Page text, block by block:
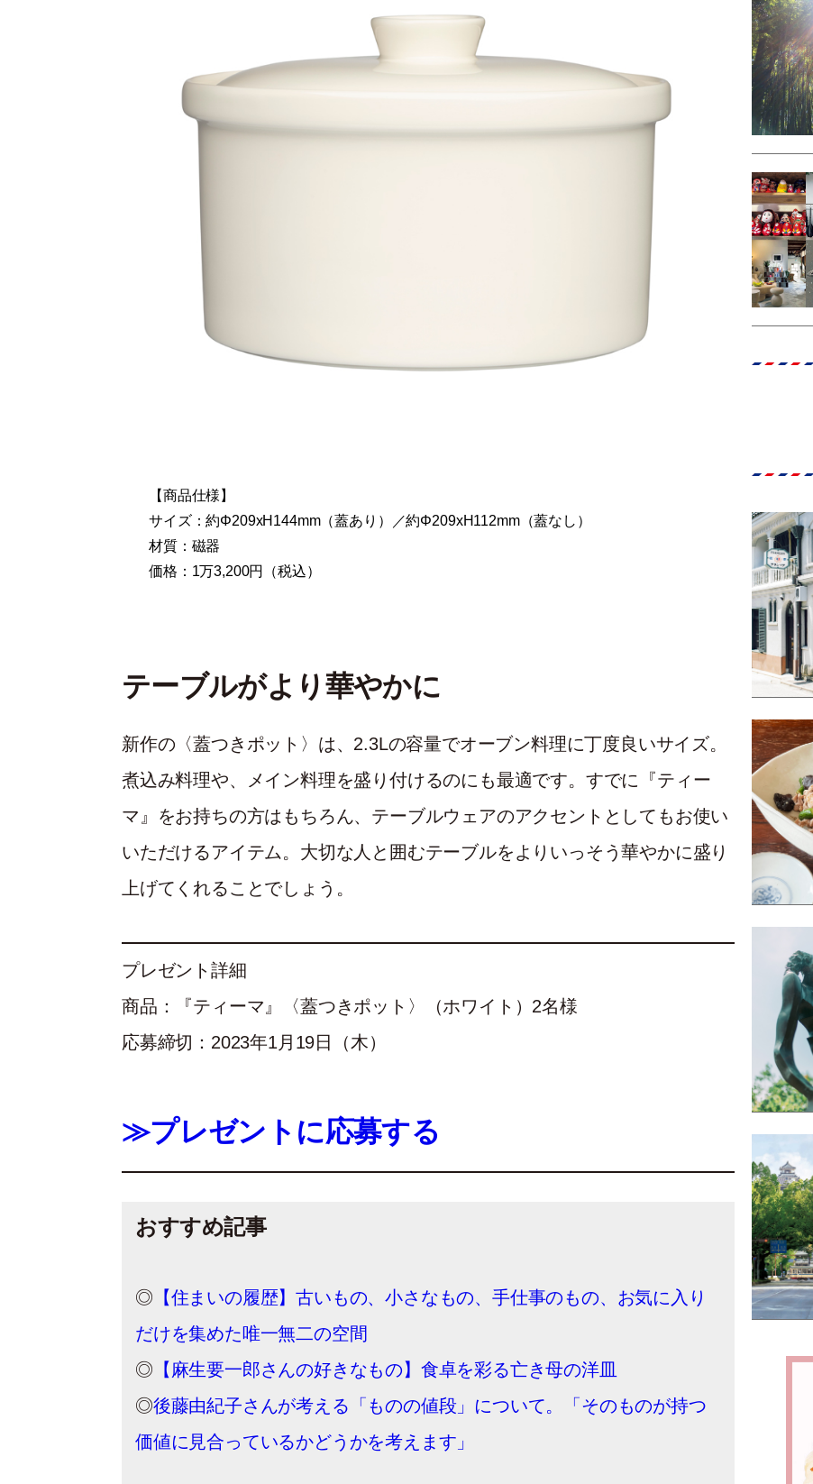
【商品仕様】
サイズ：約Φ209xH144mm（蓋あり）／約Φ209xH112mm（蓋なし）
材質：磁器
価格：1万3,200円（税込）
テーブルがより華やかに
新作の〈蓋つきポット〉は、2.3Lの容量でオーブン料理に丁度良いサイズ。
煮込み料理や、メイン料理を盛り付けるのにも最適です。すでに『ティー
マ』をお持ちの方はもちろん、テーブルウェアのアクセントとしてもお使い
いただけるアイテム。大切な人と囲むテーブルをよりいっそう華やかに盛り
上げてくれることでしょう。
プレゼント詳細
商品：『ティーマ』〈蓋つきポット〉（ホワイト）2名様
応募締切：2023年1月19日（木）
≫プレゼントに応募する
おすすめ記事
◎ 【住まいの履歴】古いもの、小さなもの、手仕事のもの、お気に入り
だけを集めた唯一無二の空間
◎ 【麻生要一郎さんの好きなもの】食卓を彩る亡き母の洋皿
◎後藤由紀子さんが考える「ものの値段」について。「そのものが持つ
価値に見合っているかどうかを考えます」